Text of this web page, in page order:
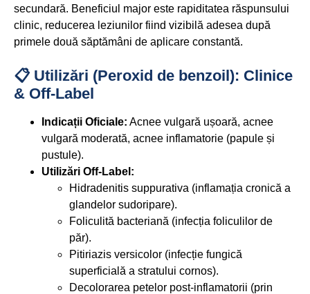
secundară. Beneficiul major este rapiditatea răspunsului
clinic, reducerea leziunilor fiind vizibilă adesea după
primele două săptămâni de aplicare constantă.
📋 Utilizări (Peroxid de benzoil): Clinice
& Off-Label
Indicații Oficiale: Acnee vulgară ușoară, acnee
vulgară moderată, acnee inflamatorie (papule și
pustule).
Utilizări Off-Label:
Hidradenitis suppurativa (inflamația cronică a
glandelor sudoripare).
Foliculită bacteriană (infecția foliculilor de
păr).
Pitiriazis versicolor (infecție fungică
superficială a stratului cornos).
Decolorarea petelor post-inflamatorii (prin